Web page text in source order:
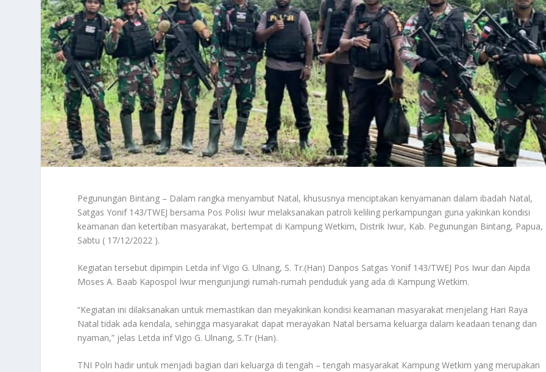
Pegunungan Bintang – Dalam rangka menyambut Natal, khususnya menciptakan kenyamanan dalam ibadah Natal,
Satgas Yonif 143/TWEJ bersama Pos Polisi Iwur melaksanakan patroli keliling perkampungan guna yakinkan kondisi
keamanan dan ketertiban masyarakat, bertempat di Kampung Wetkim, Distrik Iwur, Kab. Pegunungan Bintang, Papua,
Sabtu ( 17/12/2022 ).
Kegiatan tersebut dipimpin Letda inf Vigo G. Ulnang, S. Tr.(Han) Danpos Satgas Yonif 143/TWEJ Pos Iwur dan Aipda
Moses A. Baab Kapospol Iwur mengunjungi rumah-rumah penduduk yang ada di Kampung Wetkim.
“Kegiatan ini dilaksanakan untuk memastikan dan meyakinkan kondisi keamanan masyarakat menjelang Hari Raya
Natal tidak ada kendala, sehingga masyarakat dapat merayakan Natal bersama keluarga dalam keadaan tenang dan
nyaman,” jelas Letda inf Vigo G. Ulnang, S.Tr (Han).
TNI Polri hadir untuk menjadi bagian dari keluarga di tengah – tengah masyarakat Kampung Wetkim yang merupakan